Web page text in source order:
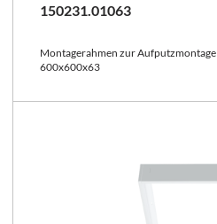
150231.01063
Montagerahmen zur Aufputzmontage
600x600x63